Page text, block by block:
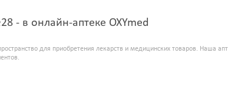
- в онлайн-аптеке OXYmed
для приобретения лекарств и медицинских товаров. Наша